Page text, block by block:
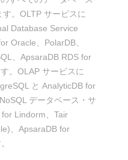
。OLTP サービスに
Database Service
Oracle、PolarDB、
、ApsaraDB RDS for
。OLAP サービスに
と AnalyticDB for
データベース・サ
Lindorm、Tair
、ApsaraDB for